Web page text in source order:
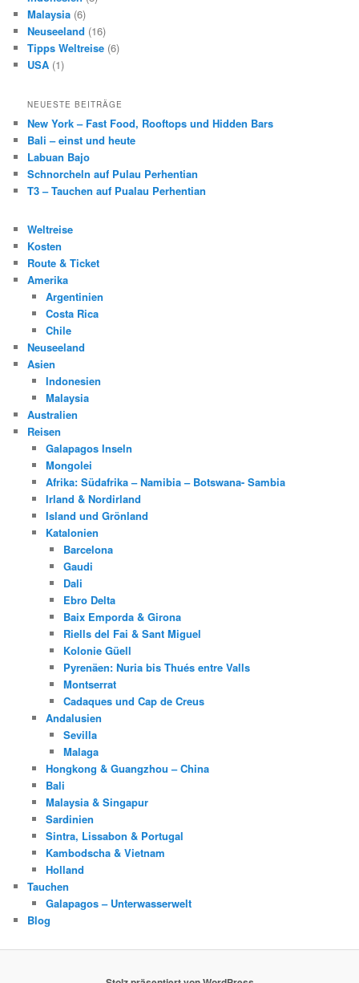
Malaysia (6)
Neuseeland (16)
Tipps Weltreise (6)
USA (1)
NEUESTE BEITRÄGE
New York – Fast Food, Rooftops und Hidden Bars
Bali – einst und heute
Labuan Bajo
Schnorcheln auf Pulau Perhentian
T3 – Tauchen auf Pualau Perhentian
Weltreise
Kosten
Route & Ticket
Amerika
Argentinien
Costa Rica
Chile
Neuseeland
Asien
Indonesien
Malaysia
Australien
Reisen
Galapagos Inseln
Mongolei
Afrika: Südafrika – Namibia – Botswana- Sambia
Irland & Nordirland
Island und Grönland
Katalonien
Barcelona
Gaudi
Dali
Ebro Delta
Baix Emporda & Girona
Riells del Fai & Sant Miguel
Kolonie Güell
Pyrenäen: Nuria bis Thués entre Valls
Montserrat
Cadaques und Cap de Creus
Andalusien
Sevilla
Malaga
Hongkong & Guangzhou – China
Bali
Malaysia & Singapur
Sardinien
Sintra, Lissabon & Portugal
Kambodscha & Vietnam
Holland
Tauchen
Galapagos – Unterwasserwelt
Blog